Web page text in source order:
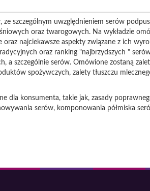
szczególnym uwzględnieniem serów
oraz twarogowych. Na wykładzie
najciekawsze aspekty związane z ich
oraz ranking "najbrzydszych "
a szczególnie serów. Omówione zostaną
spożywczych, zalety tłuszczu
dla konsumenta, takie jak, zasady
serów, komponowania półmiska